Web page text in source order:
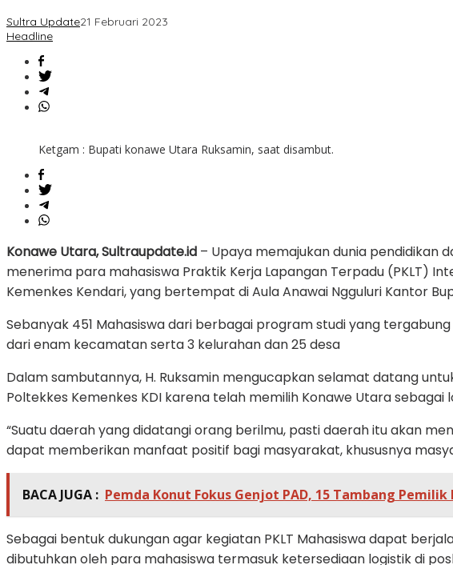
PKLT
Sultra Update21 Februari 2023
Headline
Ketgam : Bupati konawe Utara Ruksamin, saat disambut.
Konawe Utara, Sultraupdate.id – Upaya memajukan dunia pendidikan
menerima para mahasiswa Praktik Kerja Lapangan Terpadu (PKLT)
Kemenkes Kendari, yang bertempat di Aula Anawai Ngguluri Kantor
Sebanyak 451 Mahasiswa dari berbagai program studi yang
dari enam kecamatan serta 3 kelurahan dan 25 desa
Dalam sambutannya, H. Ruksamin mengucapkan selamat datang
Poltekkes Kemenkes KDI karena telah memilih Konawe Utara sebagai
“Suatu daerah yang didatangi orang berilmu, pasti daerah itu akan
dapat memberikan manfaat positif bagi masyarakat, khususnya
BACA JUGA : Pemda Konut Fokus Genjot PAD, 15 Tambang
Sebagai bentuk dukungan agar kegiatan PKLT Mahasiswa dapat
dibutuhkan oleh para mahasiswa termasuk ketersediaan logistik di